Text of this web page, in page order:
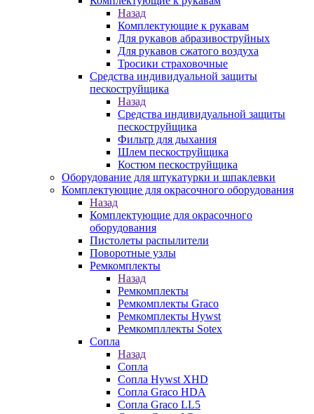
Назад
Комплектующие к рукавам
Для рукавов абразивоструйных
Для рукавов сжатого воздуха
Тросики страховочные
Средства индивидуальной защиты
пескоструйщика
Назад
Средства индивидуальной защиты
пескоструйщика
Фильтр для дыхания
Шлем пескоструйщика
Костюм пескоструйщика
Оборудование для штукатурки и шпаклевки
Комплектующие для окрасочного оборудования
Назад
Комплектующие для окрасочного
оборудования
Пистолеты распылители
Поворотные узлы
Ремкомплекты
Назад
Ремкомплекты
Ремкомплекты Graco
Ремкомплекты Hywst
Ремкомпллекты Sotex
Сопла
Назад
Сопла
Сопла Hywst XHD
Сопла Graco HDA
Сопла Graco LL5